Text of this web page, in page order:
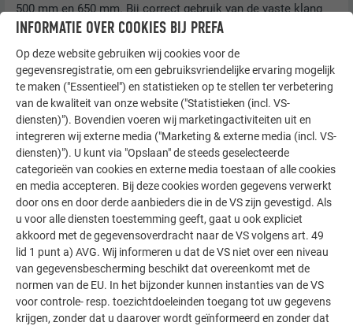
500 mm en 650 mm. Bij correct gebruik van de vaste klang
van PREFA, de PREFA-schuifklang, de lange PREFA-
schuifklang en de PREFALZ-paneelklemmen in combinatie
met de solarmodule PREFALZ blijft de thermisch
veroorzaakte lengteverandering van de PREFALZ-
panelen gewaarborgd.
Bij de montage moet rekening worden gehouden met de
statisch bepaalde felsafstand of de statisch bepaalde
maximale klangafstand. Om de statische vereisten van de
aan de fels geklemde solarmodules te vervullen, moeten de
volgende specificaties in acht genomen worden:
Maximale klangafstand: 33 cm
Het product mag alleen in combinatie met een
volgens de geldende normen/technische voorschriften
geplaatste PREFALZ of FALZONAL®-bekleding met
dubbele staande fels op volledig beschot van
INFORMATIE OVER COOKIES BIJ PREFA
Op deze website gebruiken wij cookies voor de
gegevensregistratie, om een gebruiksvriendelijke ervaring mogelijk
te maken ("Essentieel") en statistieken op te stellen ter verbetering
van de kwaliteit van onze website ("Statistieken (incl. VS-
diensten)"). Bovendien voeren wij marketingactiviteiten uit en
integreren wij externe media ("Marketing & externe media (incl. VS-
diensten)"). U kunt via "Opslaan" de steeds geselecteerde
categorieën van cookies en externe media toestaan of alle cookies
en media accepteren. Bij deze cookies worden gegevens verwerkt
door ons en door derde aanbieders die in de VS zijn gevestigd. Als
u voor alle diensten toestemming geeft, gaat u ook expliciet
akkoord met de gegevensoverdracht naar de VS volgens art. 49
lid 1 punt a) AVG. Wij informeren u dat de VS niet over een niveau
van gegevensbescherming beschikt dat overeenkomt met de
normen van de EU. In het bijzonder kunnen instanties van de VS
voor controle- resp. toezichtdoeleinden toegang tot uw gegevens
krijgen, zonder dat u daarover wordt geïnformeerd en zonder dat